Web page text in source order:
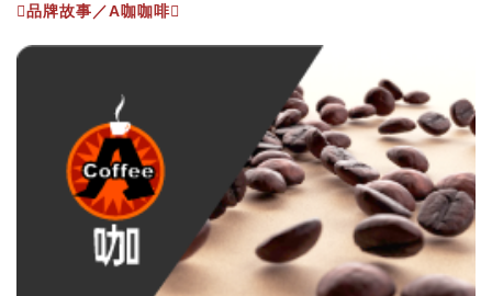
品牌故事／A咖咖啡